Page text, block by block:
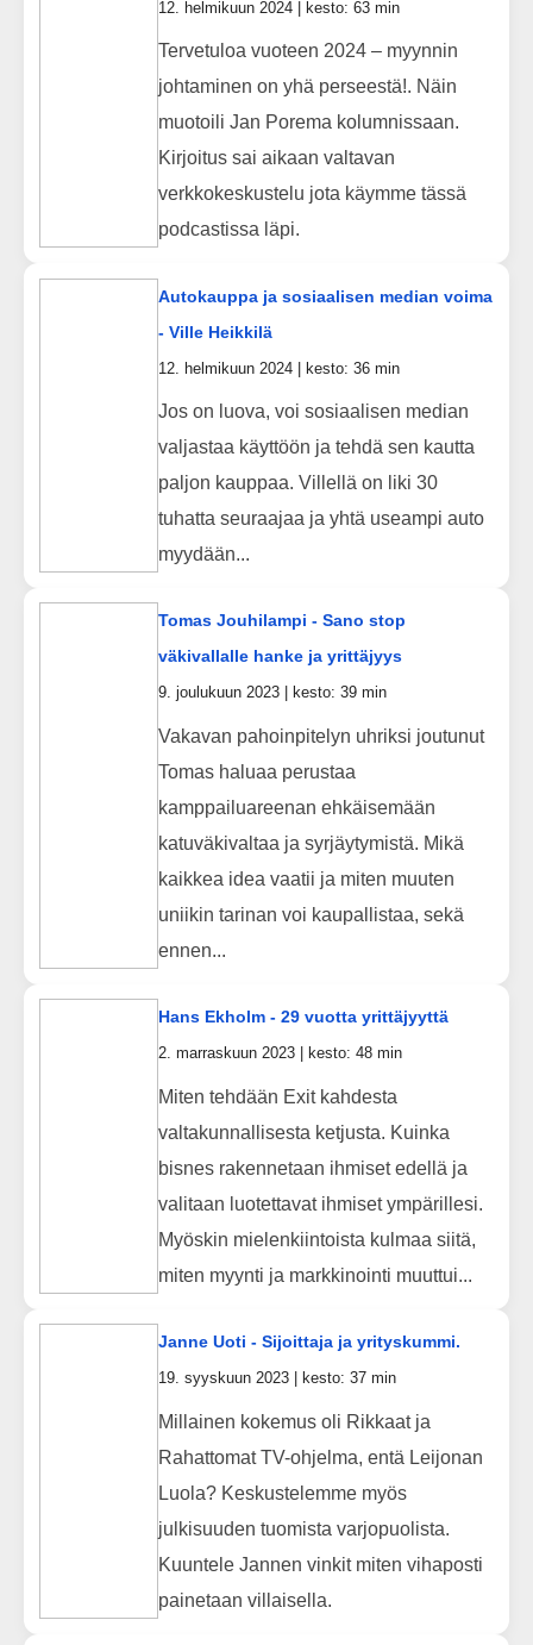
12. helmikuun 2024 | kesto: 63 min
Tervetuloa vuoteen 2024 – myynnin
johtaminen on yhä perseestä!. Näin
muotoili Jan Porema kolumnissaan.
Kirjoitus sai aikaan valtavan
verkkokeskustelu jota käymme tässä
podcastissa läpi.
Autokauppa ja sosiaalisen median voima
- Ville Heikkilä
12. helmikuun 2024 | kesto: 36 min
Jos on luova, voi sosiaalisen median
valjastaa käyttöön ja tehdä sen kautta
paljon kauppaa. Villellä on liki 30
tuhatta seuraajaa ja yhtä useampi auto
myydään...
Tomas Jouhilampi - Sano stop
väkivallalle hanke ja yrittäjyys
9. joulukuun 2023 | kesto: 39 min
Vakavan pahoinpitelyn uhriksi joutunut
Tomas haluaa perustaa
kamppailuareenan ehkäisemään
katuväkivaltaa ja syrjäytymistä. Mikä
kaikkea idea vaatii ja miten muuten
uniikin tarinan voi kaupallistaa, sekä
ennen...
Hans Ekholm - 29 vuotta yrittäjyyttä
2. marraskuun 2023 | kesto: 48 min
Miten tehdään Exit kahdesta
valtakunnallisesta ketjusta. Kuinka
bisnes rakennetaan ihmiset edellä ja
valitaan luotettavat ihmiset ympärillesi.
Myöskin mielenkiintoista kulmaa siitä,
miten myynti ja markkinointi muuttui...
Janne Uoti - Sijoittaja ja yrityskummi.
19. syyskuun 2023 | kesto: 37 min
Millainen kokemus oli Rikkaat ja
Rahattomat TV-ohjelma, entä Leijonan
Luola? Keskustelemme myös
julkisuuden tuomista varjopuolista.
Kuuntele Jannen vinkit miten vihaposti
painetaan villaisella.